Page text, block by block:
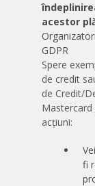
acestor
GDPR
Spere
de credit
de Credit/
acțiuni:
fi